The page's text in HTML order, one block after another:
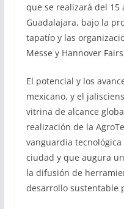
que se realizará del 15
Guadalajara, bajo la
tapatío y las
Messe y Hannover
El potencial y los
mexicano, y el
vitrina de alcance
realización de la
vanguardia
ciudad y que augura
la difusión de
desarrollo sustentable